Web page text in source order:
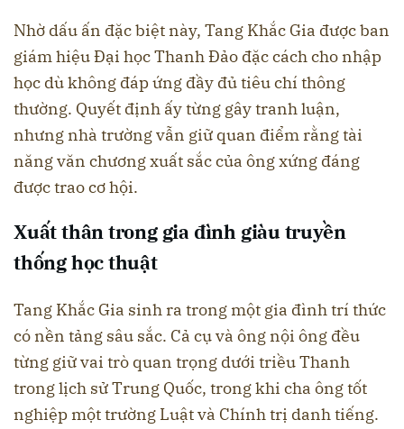
Nhờ dấu ấn đặc biệt này, Tang Khắc Gia được ban
giám hiệu Đại học Thanh Đảo đặc cách cho nhập
học dù không đáp ứng đầy đủ tiêu chí thông
thường. Quyết định ấy từng gây tranh luận,
nhưng nhà trường vẫn giữ quan điểm rằng tài
năng văn chương xuất sắc của ông xứng đáng
được trao cơ hội.
Xuất thân trong gia đình giàu truyền
thống học thuật
Tang Khắc Gia sinh ra trong một gia đình trí thức
có nền tảng sâu sắc. Cả cụ và ông nội ông đều
từng giữ vai trò quan trọng dưới triều Thanh
trong lịch sử Trung Quốc, trong khi cha ông tốt
nghiệp một trường Luật và Chính trị danh tiếng.